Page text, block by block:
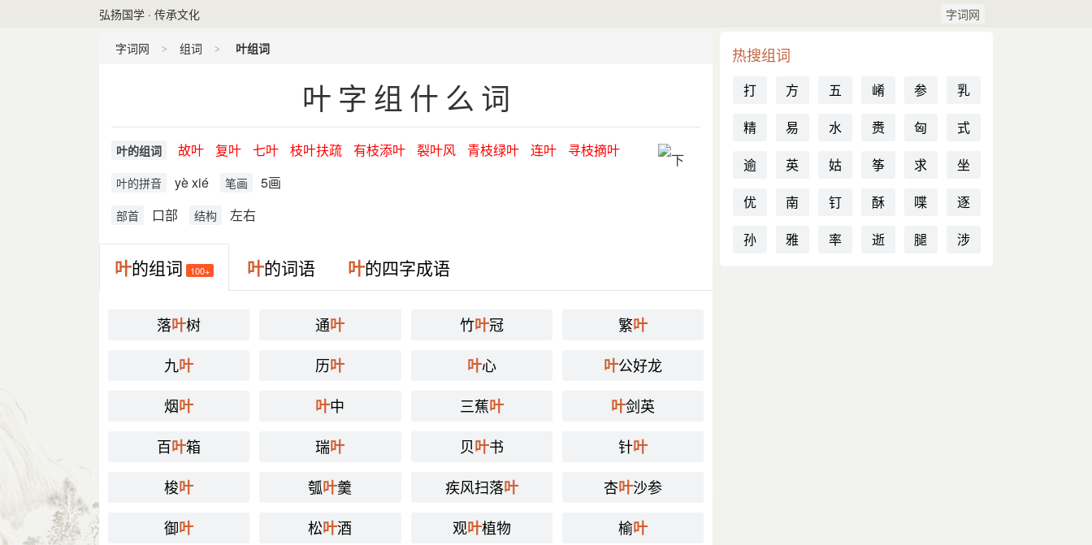
弘扬国学 · 传承文化 字词网
字词网 组词 叶组词
叶字组什么词
叶的组词 故叶 复叶 七叶 枝叶扶疏 有枝添叶 裂叶风 青枝绿叶 连叶 寻枝摘叶
叶的拼音 yè xié 笔画 5画
部首 口部 结构 左右
叶的组词 100+ 叶的词语 叶的四字成语
落叶树 通叶 竹叶冠 繁叶
九叶 历叶 叶心 叶公好龙
烟叶 叶中 三蕉叶 叶剑英
百叶箱 瑞叶 贝叶书 针叶
梭叶 瓠叶羹 疾风扫落叶 杏叶沙参
御叶 松叶酒 观叶植物 榆叶
热搜组词
打 方 五 崤 参
乳
精
易 水 赉 匈
式
逾
英 姑 筝 求
坐
优
南 钉 酥 喋
逐
孙
雅 率 逝 腿 涉